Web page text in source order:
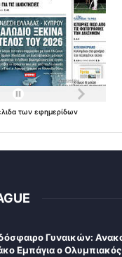
των εφημερίδων
Γυναικών:
Εμπάγια ο Ολυμπιακός